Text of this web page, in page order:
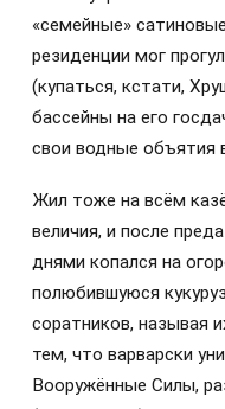
«семейные»
резиденции мог
(купаться, кстати,
бассейны на его
свои водные объятия
Жил тоже на всём
величия, и после
днями копался на
полюбившуюся
соратников, называя
тем, что варварски
Вооружённые Силы,